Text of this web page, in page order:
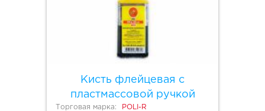
Кисть флейцевая с
пластмассовой ручкой
Торговая марка: POLI-R